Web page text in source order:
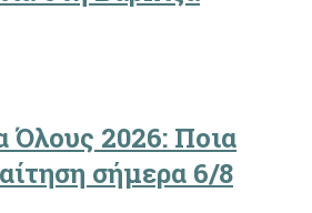
Όλους 2026: Ποια
σήμερα 6/8